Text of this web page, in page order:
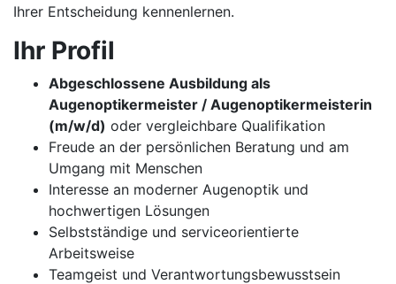
Ihrer Entscheidung kennenlernen.
Ihr Profil
Abgeschlossene Ausbildung als
Augenoptikermeister / Augenoptikermeisterin
(m/w/d) oder vergleichbare Qualifikation
Freude an der persönlichen Beratung und am
Umgang mit Menschen
Interesse an moderner Augenoptik und
hochwertigen Lösungen
Selbstständige und serviceorientierte
Arbeitsweise
Teamgeist und Verantwortungsbewusstsein